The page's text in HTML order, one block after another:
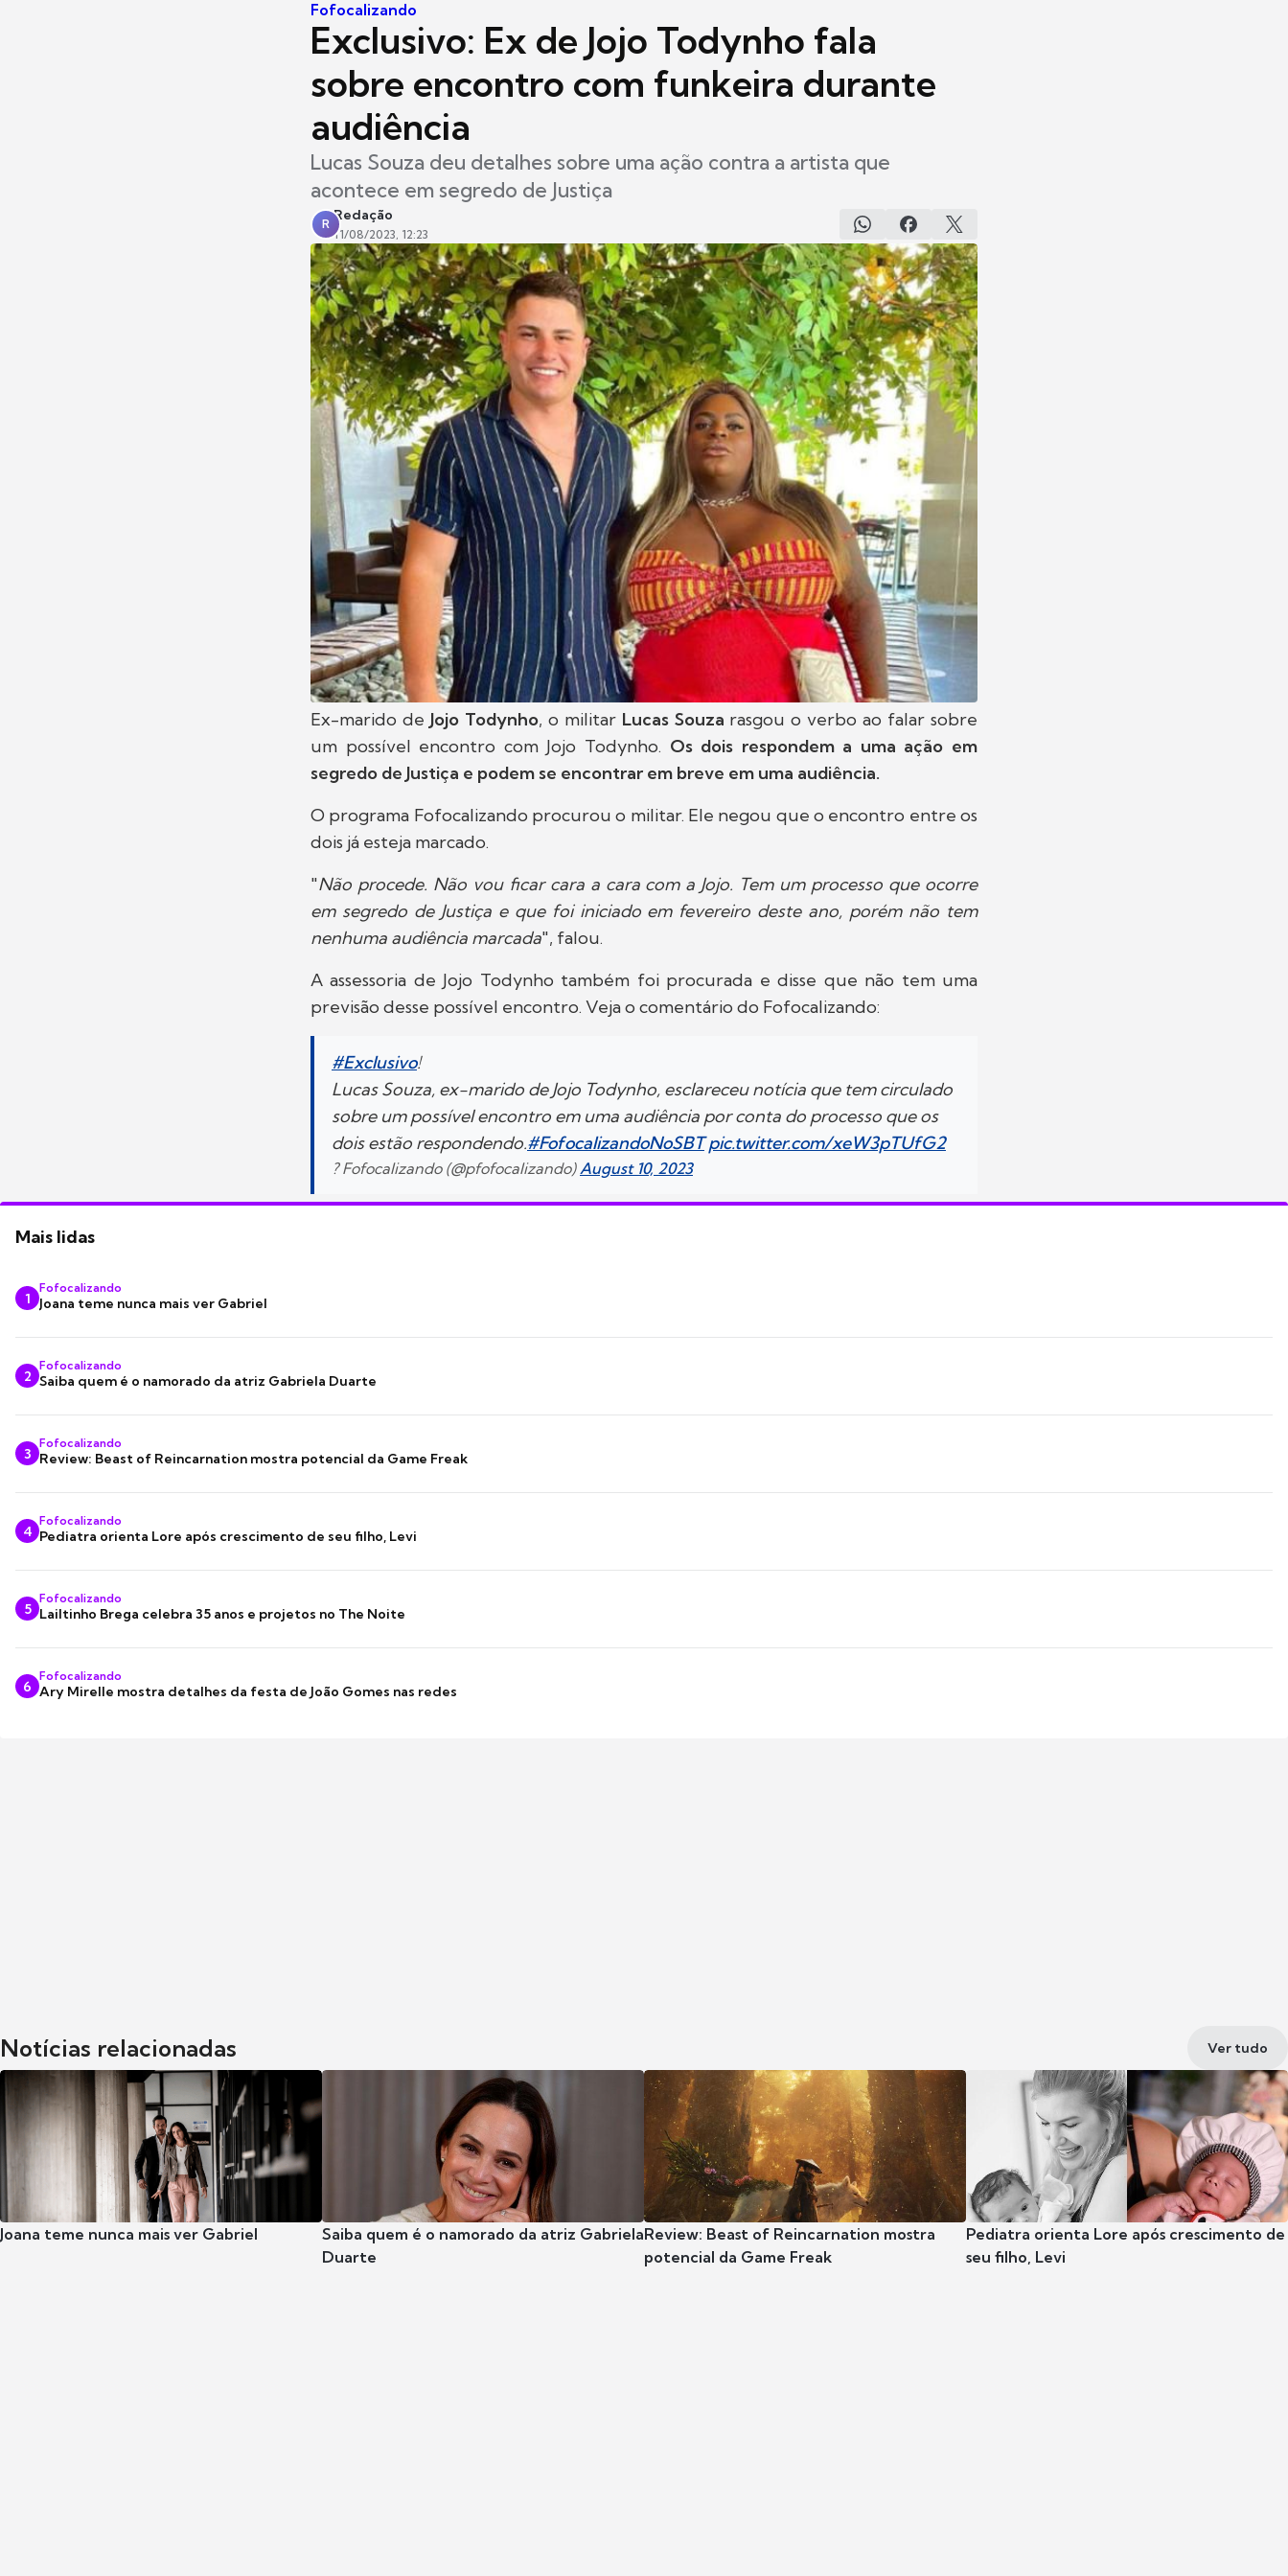
Fofocalizando
Exclusivo: Ex de Jojo Todynho fala
sobre encontro com funkeira durante
audiência
Lucas Souza deu detalhes sobre uma ação contra a artista que
acontece em segredo de Justiça
R
Redação
11/08/2023, 12:23
Ex-marido de Jojo Todynho, o militarLucas Souza rasgou o verbo ao falar sobre
um possível encontro com Jojo Todynho. Os dois respondem a uma ação em
segredo de Justiça e podem se encontrar em breve em uma audiência.
O programa Fofocalizando procurou o militar. Ele negou que o encontro entre os
dois já esteja marcado.
"Não procede. Não vou ficar cara a cara com a Jojo. Tem um processo que ocorre
em segredo de Justiça e que foi iniciado em fevereiro deste ano, porém não tem
nenhuma audiência marcada", falou.
A assessoria de Jojo Todynho também foi procurada e disse que não tem uma
previsão desse possível encontro. Veja o comentário do Fofocalizando:
#Exclusivo!
Lucas Souza, ex-marido de Jojo Todynho, esclareceu notícia que tem circulado
sobre um possível encontro em uma audiência por conta do processo que os
dois estão respondendo.#FofocalizandoNoSBT pic.twitter.com/xeW3pTUfG2
? Fofocalizando (@pfofocalizando) August 10, 2023
Mais lidas
1
Fofocalizando
Joana teme nunca mais ver Gabriel
2
Fofocalizando
Saiba quem é o namorado da atriz Gabriela Duarte
3
Fofocalizando
Review: Beast of Reincarnation mostra potencial da Game Freak
4
Fofocalizando
Pediatra orienta Lore após crescimento de seu filho, Levi
5
Fofocalizando
Lailtinho Brega celebra 35 anos e projetos no The Noite
6
Fofocalizando
Ary Mirelle mostra detalhes da festa de João Gomes nas redes
Notícias relacionadas Ver tudo
Joana teme nunca mais ver Gabriel
Saiba quem é o namorado da atriz Gabriela
Duarte
Review: Beast of Reincarnation mostra
potencial da Game Freak
Pediatra orienta Lore após crescimento de
seu filho, Levi